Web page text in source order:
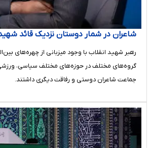
شاعران در شمار دوستان نزدیک قائد
رهبر شهید انقلاب با وجود میزبانی از چهره‌های
گروه‌های مختلف در حوزه‌های مختلف سیاسی،
جماعت شاعران دوستی و رفاقت دیگری داشتند.